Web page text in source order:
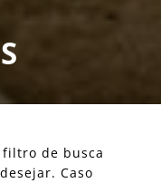
de busca
Caso